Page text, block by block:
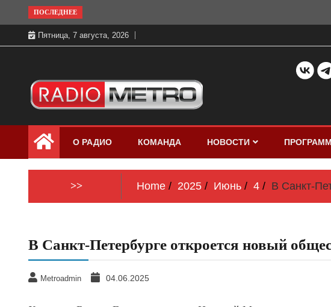
to
content
ПОСЛЕДНЕЕ
Пятница, 7 августа, 2026
Радио МЕТРО
бесплатно в хорошем качестве Санкт-
Петербург и Россия
О РАДИО КОМАНДА НОВОСТИ
>> Home 2025 Июнь 4 В Санкт-
В Санкт-Петербурге откроется новый
Metroadmin 04.06.2025